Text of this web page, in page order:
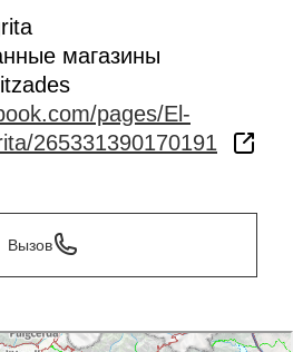
магазины
pages/El-
265331390170191
Вызов